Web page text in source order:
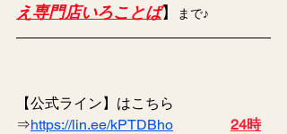
え専門店いろことば】 まで♪
【公式ライン】はこちら
⇒https://lin.ee/kPTDBho
24時